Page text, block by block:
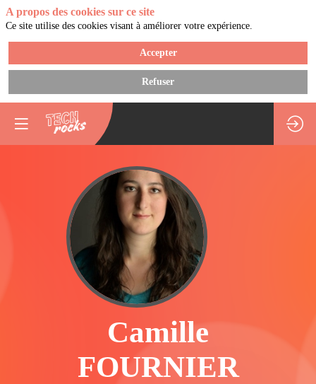
CF
Camille
FOURNIER
A propos des cookies sur ce site
Ce site utilise des cookies visant à améliorer votre expérience.
Accepter
Refuser